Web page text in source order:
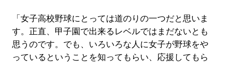
「女子高校野球にとっては道のりの一つだと思いま
す。正直、甲子園で出来るレベルではまだないとも
思うのです。でも、いろいろな人に女子が野球をや
っているということを知ってもらい、応援してもら